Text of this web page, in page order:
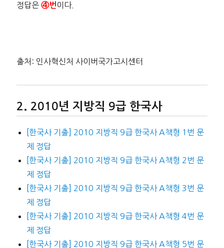
정답은④번 이다.
출처: 인사혁신처 사이버국가고시센터
2010년 지방직 9급 한국사
[한국사 기출] 2010 지방직 9급 한국사 A책형 1번 문
제 정답
[한국사 기출] 2010 지방직 9급 한국사 A책형 2번 문
제 정답
[한국사 기출] 2010 지방직 9급 한국사 A책형 3번 문
제 정답
[한국사 기출] 2010 지방직 9급 한국사 A책형 4번 문
제 정답
[한국사 기출] 2010 지방직 9급 한국사 A책형 5번 문